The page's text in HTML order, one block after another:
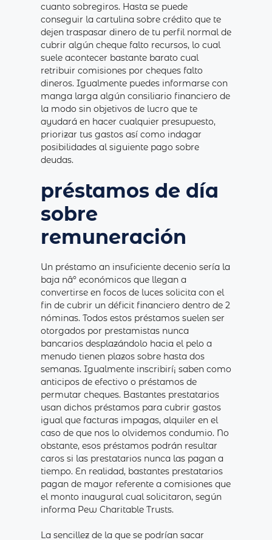
cuanto sobregiros. Hasta se puede
conseguir la cartulina sobre crédito que te
dejen traspasar dinero de tu perfil normal de
cubrir algún cheque falto recursos, lo cual
suele acontecer bastante barato cual
retribuir comisiones por cheques falto
dineros. Igualmente puedes informarse con
manga larga algún consiliario financiero de
la modo sin objetivos de lucro que te
ayudará en hacer cualquier presupuesto,
priorizar tus gastos así­ como indagar
posibilidades al siguiente pago sobre
deudas.
préstamos de día
sobre
remuneración
Un préstamo an insuficiente decenio serí­a la
baja nâº económicos que llegan a
convertirse en focos de luces solicita con el
fin de cubrir un déficit financiero dentro de 2
nóminas. Todos estos préstamos suelen ser
otorgados por prestamistas nunca
bancarios desplazándolo hacia el pelo a
menudo tienen plazos sobre hasta dos
semanas. Igualmente inscribirí¡ saben como
anticipos de efectivo o préstamos de
permutar cheques. Bastantes prestatarios
usan dichos préstamos para cubrir gastos
igual que facturas impagas, alquiler en el
caso de que nos lo olvidemos condumio. No
obstante, esos préstamos podrán resultar
caros si las prestatarios nunca las pagan a
tiempo. En realidad, bastantes prestatarios
pagan de mayor referente a comisiones que
el monto inaugural cual solicitaron, según
informa Pew Charitable Trusts.
La sencillez de la que se podrían sacar